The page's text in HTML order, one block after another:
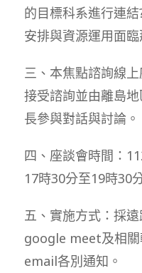
的目標科系進行連
安排與資源運用面
三、本焦點諮詢線
接受諮詢並由離島
長參與對話與討論。
四、座談會時間：
17時30分至19時30
五、實施方式：採
google meet及相關
email各別通知。